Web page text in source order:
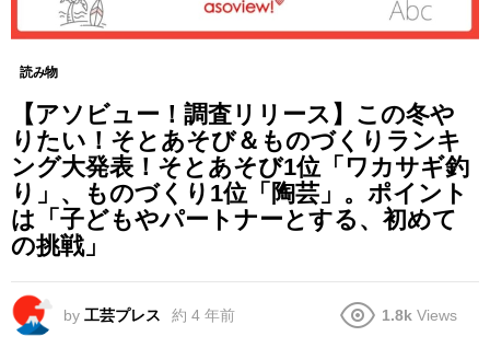
読み物
【アソビュー！調査リリース】この冬や
りたい！そとあそび＆ものづくりランキ
ング大発表！そとあそび1位「ワカサギ釣
り」、ものづくり1位「陶芸」。ポイント
は「子どもやパートナーとする、初めて
の挑戦」
by 工芸プレス 約 4 年前 1.8k Views